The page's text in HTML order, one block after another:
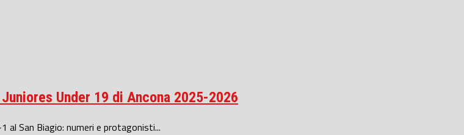
Under 19 di Ancona 2025-2026
al San Biagio: numeri e protagonisti...